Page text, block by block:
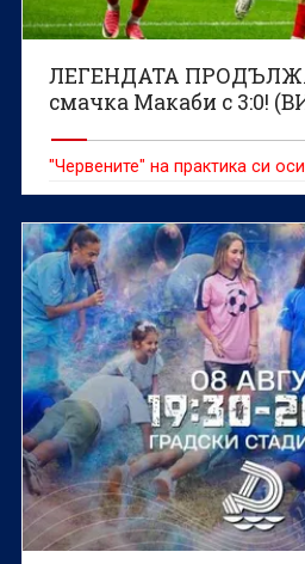
ЛЕГЕНДАТА
смачка Макаби с 3:0!
"Червените" на практика си